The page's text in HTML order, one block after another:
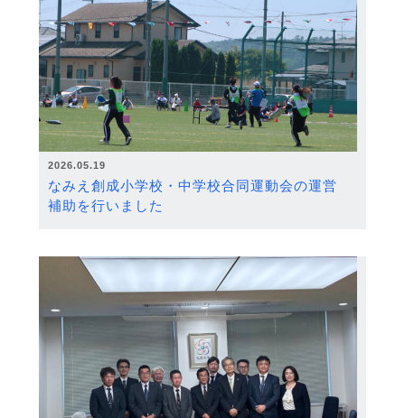
2026.05.19
なみえ創成小学校・中学校合同運動会の運営
補助を行いました